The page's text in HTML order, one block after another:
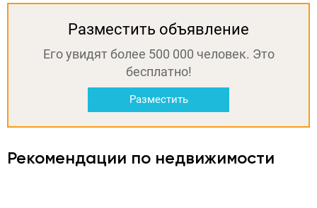
Разместить объявление
Его увидят более 500 000 человек. Это
бесплатно!
Разместить
Рекомендации по недвижимости